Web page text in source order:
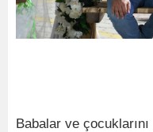
Babalar ve